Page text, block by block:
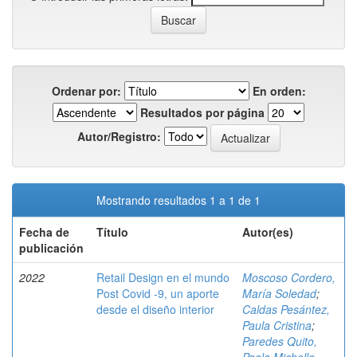
Ordenar por:
En orden:
Resultados por página
Autor/Registro:
Mostrando resultados 1 a 1 de 1
Fecha de
publicación
Título Autor(es)
2022
Retail Design en el mundo
Post Covid -9, un aporte
desde el diseño interior
Moscoso Cordero,
María Soledad;
Caldas Pesántez,
Paula Cristina;
Paredes Quito,